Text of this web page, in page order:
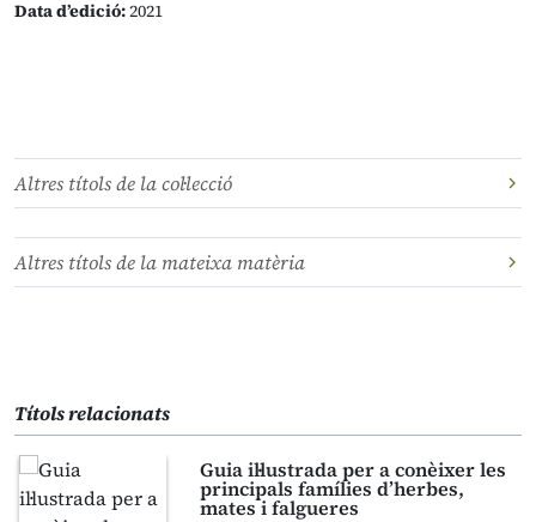
Data d’edició:2021
Altres títols de la col·lecció
Altres títols de la mateixa matèria
Títols relacionats
Guia il·lustrada per a conèixer les
principals famílies d’herbes,
mates i falgueres